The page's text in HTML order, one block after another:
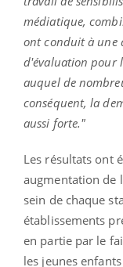
médiatique,
ont conduit à une
d'évaluation pour
auquel de
conséquent, la
aussi forte."
Les résultats ont
augmentation de
sein de chaque
établissements
en partie par le
les jeunes